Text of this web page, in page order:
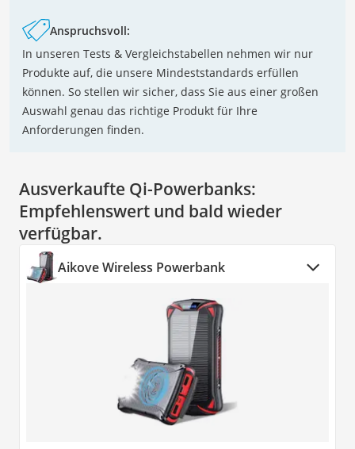
Anspruchsvoll:
In unseren Tests & Vergleichstabellen nehmen wir nur
Produkte auf, die unsere Mindeststandards erfüllen
können. So stellen wir sicher, dass Sie aus einer großen
Auswahl genau das richtige Produkt für Ihre
Anforderungen finden.
Ausverkaufte Qi-Powerbanks:
Empfehlenswert und bald wieder
verfügbar.
Aikove Wireless Powerbank